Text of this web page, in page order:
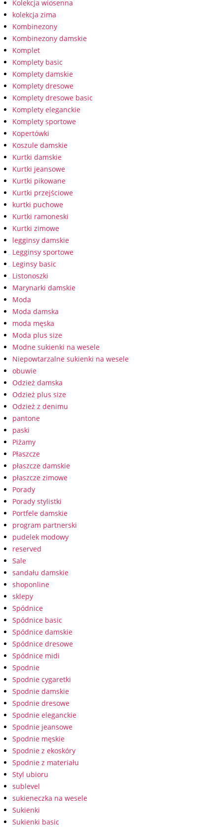
Kolekcja wiosenna
kolekcja zima
Kombinezony
Kombinezony damskie
Komplet
Komplety basic
Komplety damskie
Komplety dresowe
Komplety dresowe basic
Komplety eleganckie
Komplety sportowe
Kopertówki
Koszule damskie
Kurtki damskie
Kurtki jeansowe
Kurtki pikowane
Kurtki przejściowe
kurtki puchowe
Kurtki ramoneski
Kurtki zimowe
legginsy damskie
Legginsy sportowe
Leginsy basic
Listonoszki
Marynarki damskie
Moda
Moda damska
moda męska
Moda plus size
Modne sukienki na wesele
Niepowtarzalne sukienki na wesele
obuwie
Odzież damska
Odzież plus size
Odzież z denimu
pantone
paski
Piżamy
Płaszcze
płaszcze damskie
płaszcze zimowe
Porady
Porady stylistki
Portfele damskie
program partnerski
pudelek modowy
reserved
Sale
sandału damskie
shoponline
sklepy
Spódnice
Spódnice basic
Spódnice damskie
Spódnice dresowe
Spódnice midi
Spodnie
Spodnie cygaretki
Spodnie damskie
Spodnie dresowe
Spodnie eleganckie
Spodnie jeansowe
Spodnie męskie
Spodnie z ekoskóry
Spodnie z materiału
Styl ubioru
sublevel
sukieneczka na wesele
Sukienki
Sukienki basic